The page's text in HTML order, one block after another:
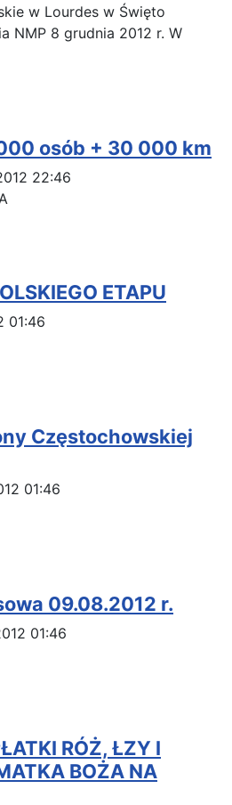
w Lourdes w Święto
NMP 8 grudnia 2012 r. W
osób + 30 000 km
22:46
ETAPU
01:46
Częstochowskiej
01:46
09.08.2012 r.
01:46
RÓŻ, ŁZY I
BOŻA NA